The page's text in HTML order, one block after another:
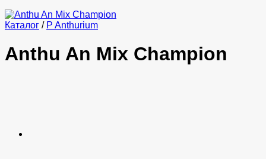
Каталог / P Anthurium
Anthu An Mix Champion